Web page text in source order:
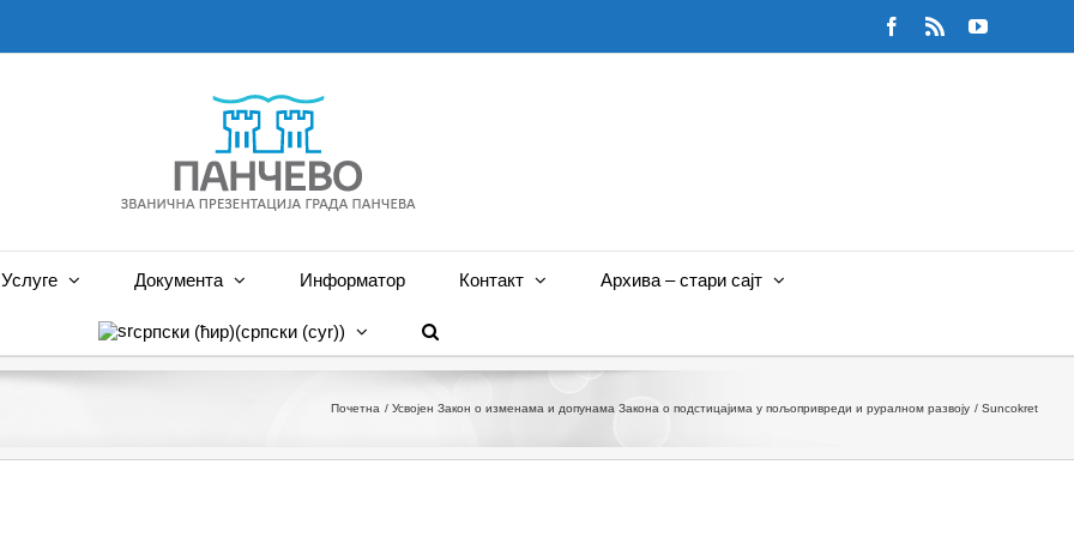
Facebook
Rss YouTube
Услуге Документа Информатор Контакт Архива – стари сајт
српски (ћир)(српски (cyr))
Почетна Усвојен Закон о изменама и допунама Закона о подстицајима у пољопривреди и руралном развоју Suncokret